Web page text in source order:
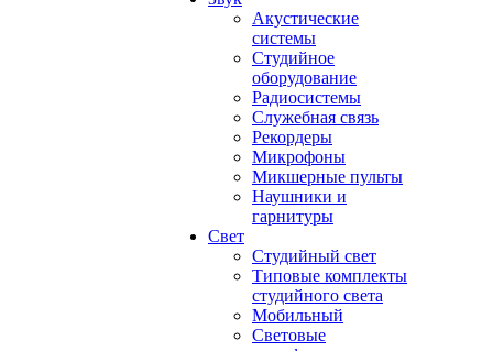
Акустические
системы
Студийное
оборудование
Радиосистемы
Служебная связь
Рекордеры
Микрофоны
Микшерные пульты
Наушники и
гарнитуры
Свет
Студийный свет
Типовые комплекты
студийного света
Мобильный
Световые